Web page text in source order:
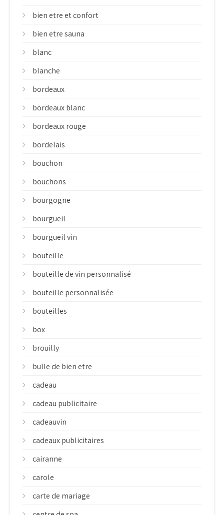
bien etre et confort
bien etre sauna
blanc
blanche
bordeaux
bordeaux blanc
bordeaux rouge
bordelais
bouchon
bouchons
bourgogne
bourgueil
bourgueil vin
bouteille
bouteille de vin personnalisé
bouteille personnalisée
bouteilles
box
brouilly
bulle de bien etre
cadeau
cadeau publicitaire
cadeauvin
cadeaux publicitaires
cairanne
carole
carte de mariage